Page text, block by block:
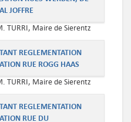
JOFFRE
TURRI, Maire de Sierentz
REGLEMENTATION
RUE ROGG HAAS
TURRI, Maire de Sierentz
REGLEMENTATION
RUE DU